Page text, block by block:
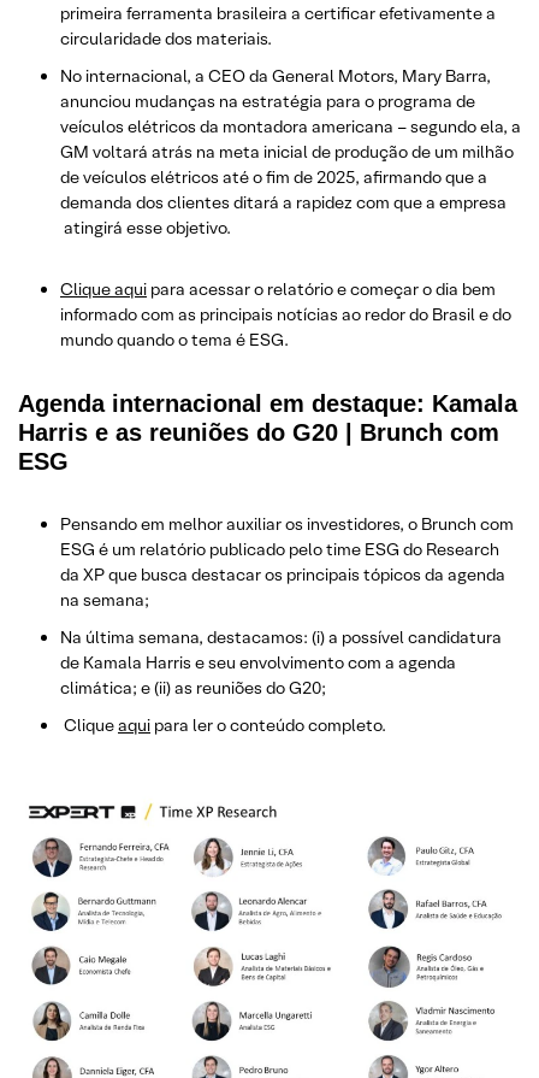
primeira ferramenta brasileira a certificar efetivamente a
circularidade dos materiais.
No internacional, a CEO da General Motors, Mary Barra,
anunciou mudanças na estratégia para o programa de
veículos elétricos da montadora americana – segundo ela, a
GM voltará atrás na meta inicial de produção de um milhão
de veículos elétricos até o fim de 2025, afirmando que a
demanda dos clientes ditará a rapidez com que a empresa
atingirá esse objetivo.
Clique aqui para acessar o relatório e começar o dia bem
informado com as principais notícias ao redor do Brasil e do
mundo quando o tema é ESG.
Agenda internacional em destaque: Kamala
Harris e as reuniões do G20 | Brunch com
ESG
Pensando em melhor auxiliar os investidores, o Brunch com
ESG é um relatório publicado pelo time ESG do Research
da XP que busca destacar os principais tópicos da agenda
na semana;
Na última semana, destacamos: (i) a possível candidatura
de Kamala Harris e seu envolvimento com a agenda
climática; e (ii) as reuniões do G20;
Cliqueaqui para ler o conteúdo completo.